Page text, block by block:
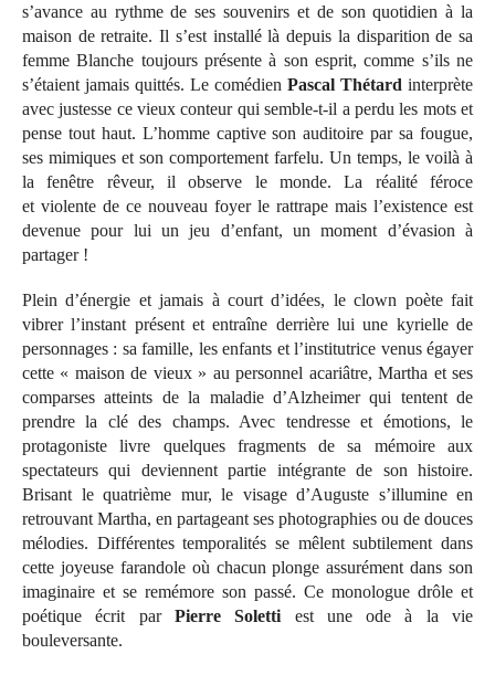
s’avance au rythme de ses souvenirs et de son quotidien à la
maison de retraite. Il s’est installé là depuis la disparition de sa
femme Blanche toujours présente à son esprit, comme s’ils ne
s’étaient jamais quittés. Le comédien Pascal Thétard interprète
avec justesse ce vieux conteur qui semble-t-il a perdu les mots et
pense tout haut. L’homme captive son auditoire par sa fougue,
ses mimiques et son comportement farfelu. Un temps, le voilà à
la fenêtre rêveur, il observe le monde. La réalité féroce
et violente de ce nouveau foyer le rattrape mais l’existence est
devenue pour lui un jeu d’enfant, un moment d’évasion à
partager !
Plein d’énergie et jamais à court d’idées, le clown poète fait
vibrer l’instant présent et entraîne derrière lui une kyrielle de
personnages : sa famille, les enfants et l’institutrice venus égayer
cette « maison de vieux » au personnel acariâtre, Martha et ses
comparses atteints de la maladie d’Alzheimer qui tentent de
prendre la clé des champs. Avec tendresse et émotions, le
protagoniste livre quelques fragments de sa mémoire aux
spectateurs qui deviennent partie intégrante de son histoire.
Brisant le quatrième mur, le visage d’Auguste s’illumine en
retrouvant Martha, en partageant ses photographies ou de douces
mélodies. Différentes temporalités se mêlent subtilement dans
cette joyeuse farandole où chacun plonge assurément dans son
imaginaire et se remémore son passé. Ce monologue drôle et
poétique écrit par Pierre Soletti est une ode à la vie
bouleversante.